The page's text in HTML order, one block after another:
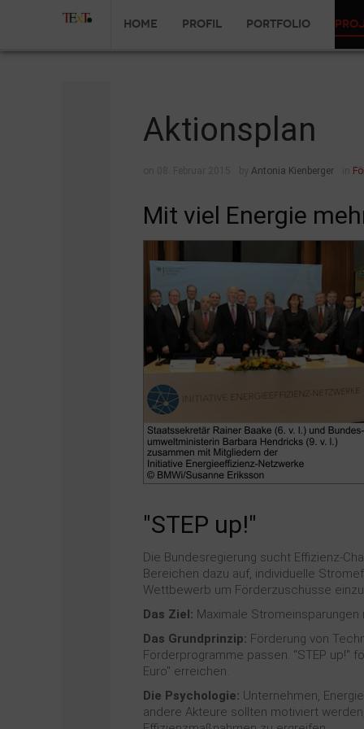
Home Profil Portfolio
Aktionsplan
Antonia Kienberger
Mit viel Energie
"STEP up!"
Die Bundesregierung sucht Effizienz-
Bereichen dazu auf, individuelle
Wettbewerb um Förderzuschüsse
Das Ziel: Maximale
Das Grundprinzip: Förderung von
Förderprogramme passen. "STEP up!"
Euro" erreichen.
Die Psychologie: Unternehmen,
andere Akteure sollten motiviert